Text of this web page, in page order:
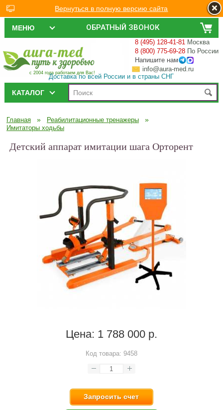
ОБРАТНЫЙ ЗВОНОК
МЕНЮ
с 2004 года работаем для Вас!
8 (495) 128-41-81 Москва
8 (800) 775-69-28 По России
Напишите нам
info@aura-med.ru
Доставка по всей России и в страны СНГ
КАТАЛОГ
Главная » Реабилитационные тренажеры »
Имитаторы ходьбы
Детский аппарат имитации шага Орторент
Цена: 1 788 000 р.
Код товара: 9458
Запросить счет
Вернуться в полную версию сайта